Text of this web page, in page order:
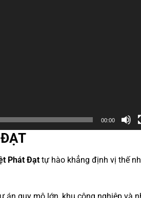
00:00
ĐẠT
Phát Đạt tự hào khẳng định vị thế
án quy mô lớn, khu công nghiệp và